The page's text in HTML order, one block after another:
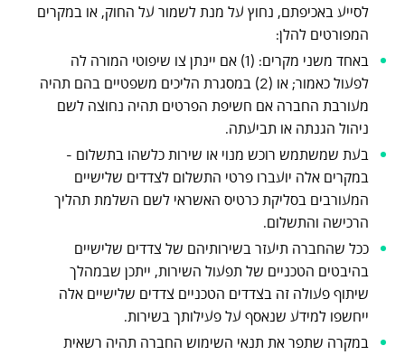
לסייע באכיפתם, נחוץ על מנת לשמור על החוק, או במקרים
המפורטים להלן:
באחד משני מקרים: (1) אם יינתן צו שיפוטי המורה לה
לפעול כאמור; או (2) במסגרת הליכים משפטיים בהם תהיה
מעורבת החברה אם חשיפת הפרטים תהיה נחוצה לשם
ניהול הגנתה או תביעתה.
בעת שמשתמש רוכש מנוי או שירות כלשהו בתשלום -
במקרים אלה יועברו פרטי התשלום לצדדים שלישיים
המעורבים בסליקת כרטיס האשראי לשם השלמת תהליך
הרכישה והתשלום.
ככל שהחברה תיעזר בשירותיהם של צדדים שלישיים
בהיבטים הטכניים של תפעול השירות, ייתכן שבמהלך
שיתוף פעולה זה בצדדים הטכניים צדדים שלישיים אלה
ייחשפו למידע שנאסף על פעילותך בשירות.
במקרה שתפר את תנאי השימוש החברה תהיה רשאית